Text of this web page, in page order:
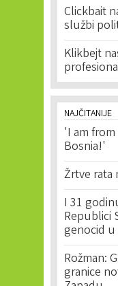
Clickbait
službi
Klikbejt
NAJČITANIJE
'I am
Bosnia!'
Žrtve rata
I 31
Republici
genocid u
Rožman:
granice